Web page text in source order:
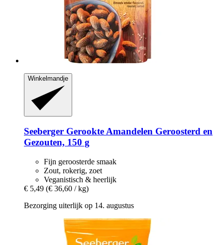
Winkelmandje
Seeberger Gerookte Amandelen Geroosterd en
Gezouten, 150 g
Fijn geroosterde smaak
Zout, rokerig, zoet
Veganistisch & heerlijk
€ 5,49 (€ 36,60 / kg)
Bezorging uiterlijk op 14. augustus